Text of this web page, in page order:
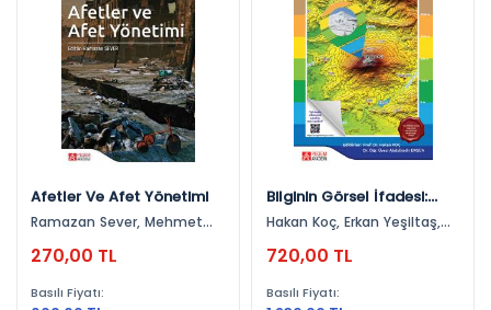
Afetler Ve Afet Yönetimi
Ramazan Sever, Mehmet
270,00 TL
Basılı Fiyatı:
Bilginin Görsel İfadesi:
Haritalar
Hakan Koç, Erkan Yeşiltaş,
Ömer Faruk Sönmez,
Tanrıkulu, Osman Sarıgül,
720,00 TL
Basılı Fiyatı: